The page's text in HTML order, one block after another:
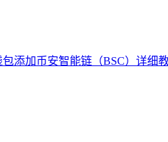
包添加币安智能链（BSC）详细